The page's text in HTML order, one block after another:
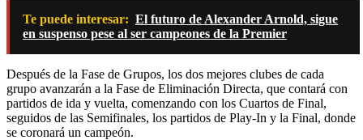
Te puede interesar: El futuro de Alexander Arnold, sigue
en suspenso pese al ser campeones de la Premier
Después de la Fase de Grupos, los dos mejores clubes de cada
grupo avanzarán a la Fase de Eliminación Directa, que contará con
partidos de ida y vuelta, comenzando con los Cuartos de Final,
seguidos de las Semifinales, los partidos de Play-In y la Final, donde
se coronará un campeón.